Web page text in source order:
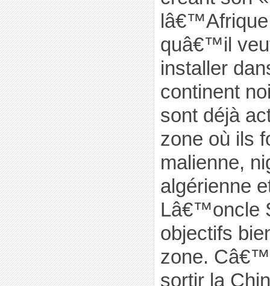
quâ€™il
installer
continent
sont déjà
zone où ils
malienne,
algérienne
Lâ€™oncle
objectifs
zone.
sortir la